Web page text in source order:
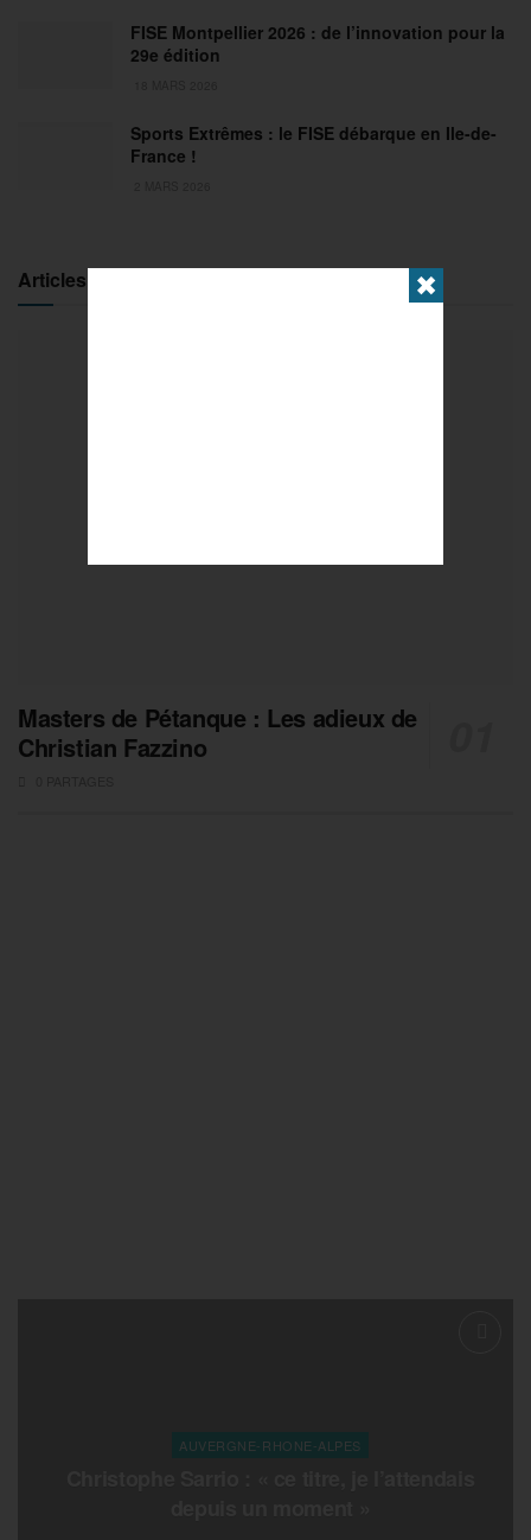
FISE Montpellier 2026 : de l’innovation pour la
29e édition
Sports Extrêmes : le FISE débarque en Ile-de-
France !
Articles populaires
Masters de Pétanque : Les adieux de
Christian Fazzino
AUVERGNE-RHONE-ALPES
✖